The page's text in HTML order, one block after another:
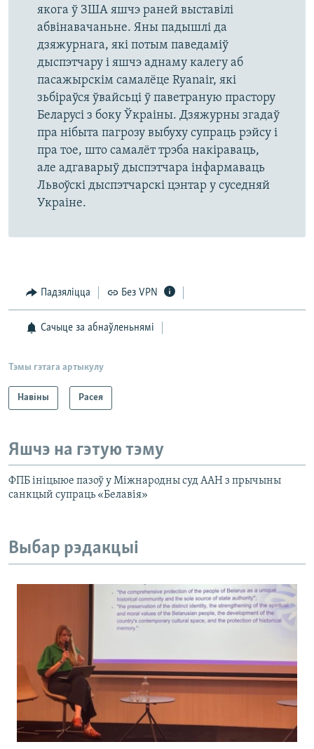
якога ў ЗША яшчэ раней выставілі
абвінавачаньне. Яны падышлі да
дзяжурнага, які потым паведаміў
дыспэтчару і яшчэ аднаму калегу аб
пасажырскім самалёце Ryanair, які
зьбіраўся ўвайсьці ў паветраную прастору
Беларусі з боку Ўкраіны. Дзяжурны згадаў
пра нібыта пагрозу выбуху супраць рэйсу і
пра тое, што самалёт трэба накіраваць,
але адгаварыў дыспэтчара інфармаваць
Львоўскі дыспэтчарскі цэнтар у суседняй
Украіне.
Падзяліцца Без VPN
Сачыце за абнаўленьнямі
Тэмы гэтага артыкулу
Навіны Расея
Яшчэ на гэтую тэму
ФПБ ініцыюе пазоў у Міжнародны суд ААН з прычыны
санкцый супраць «Белавія»
Выбар рэдакцыі